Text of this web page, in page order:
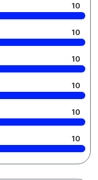
10
10
10
10
10
10